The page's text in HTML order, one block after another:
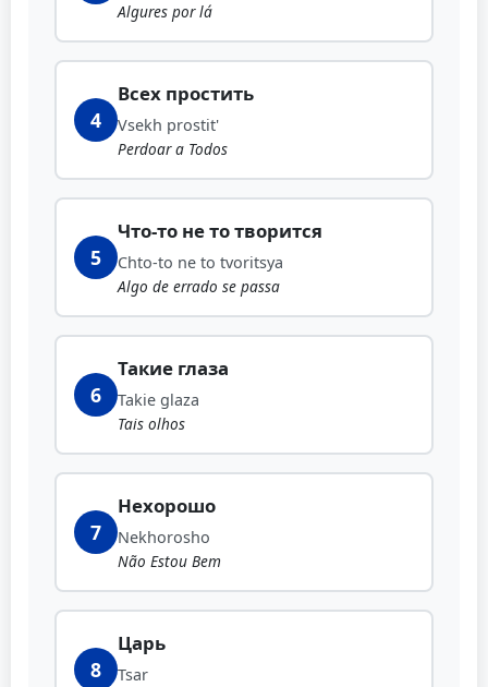
Algures por lá
4
Всех простить
Vsekh prostit'
Perdoar a Todos
5
Что-то не то творится
Chto-to ne to tvoritsya
Algo de errado se passa
6
Такие глаза
Takie glaza
Tais olhos
7
Нехорошо
Nekhorosho
Não Estou Bem
8
Царь
Tsar